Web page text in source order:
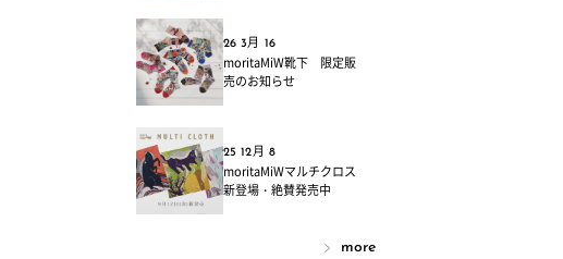
26 3月 16
moritaMiW靴下 限定販
売のお知らせ
25 12月 8
moritaMiWマルチクロス
新登場・絶賛発売中
more